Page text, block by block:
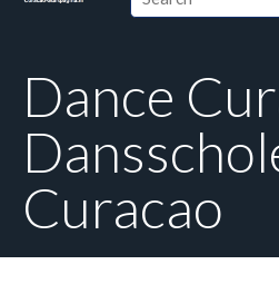
Dance
Curacao